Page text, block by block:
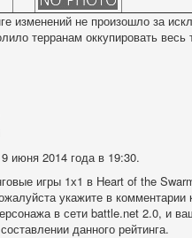
изменений не произошло за
терранам оккупировать весь
июня 2014 года в 19:30.
игры 1х1 в Heart of the
укажите в комментарии
в сети battle.net 2.0, и
данного рейтинга.